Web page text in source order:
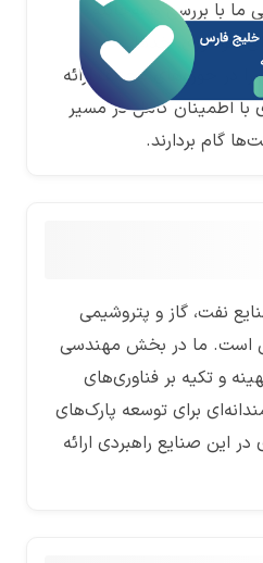
با بررسی همه‌جانبه
سودآوری، خدمات
در حوزه‌های مختلف ارائه
با اطمینان کامل در مسیر
گام بردارند.
نفت، گاز و پتروشیمی
است. ما در بخش مهندسی
و تکیه بر فناوری‌های
برای توسعه پارک‌های
این صنایع راهبردی ارائه